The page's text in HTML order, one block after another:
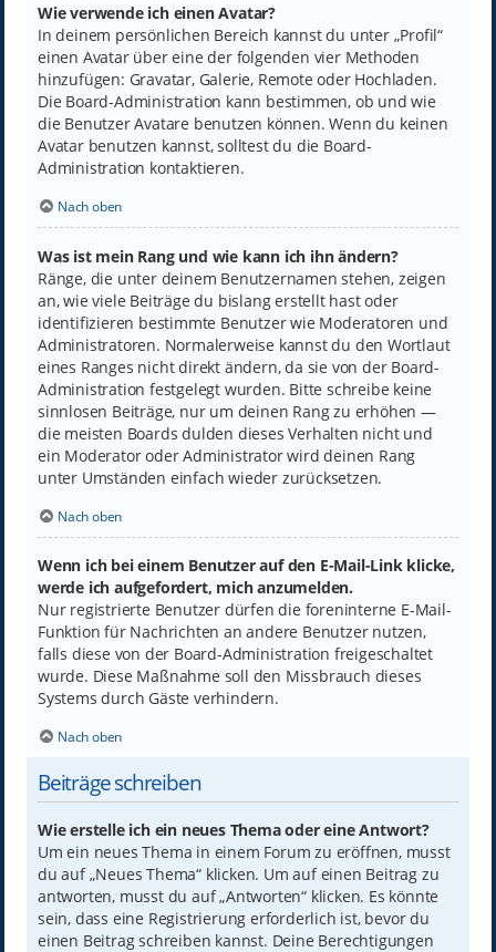
Wie verwende ich einen Avatar?
In deinem persönlichen Bereich kannst du unter „Profil“
einen Avatar über eine der folgenden vier Methoden
hinzufügen: Gravatar, Galerie, Remote oder Hochladen.
Die Board-Administration kann bestimmen, ob und wie
die Benutzer Avatare benutzen können. Wenn du keinen
Avatar benutzen kannst, solltest du die Board-
Administration kontaktieren.
Nach oben
Was ist mein Rang und wie kann ich ihn ändern?
Ränge, die unter deinem Benutzernamen stehen, zeigen
an, wie viele Beiträge du bislang erstellt hast oder
identifizieren bestimmte Benutzer wie Moderatoren und
Administratoren. Normalerweise kannst du den Wortlaut
eines Ranges nicht direkt ändern, da sie von der Board-
Administration festgelegt wurden. Bitte schreibe keine
sinnlosen Beiträge, nur um deinen Rang zu erhöhen —
die meisten Boards dulden dieses Verhalten nicht und
ein Moderator oder Administrator wird deinen Rang
unter Umständen einfach wieder zurücksetzen.
Nach oben
Wenn ich bei einem Benutzer auf den E-Mail-Link klicke,
werde ich aufgefordert, mich anzumelden.
Nur registrierte Benutzer dürfen die foreninterne E-Mail-
Funktion für Nachrichten an andere Benutzer nutzen,
falls diese von der Board-Administration freigeschaltet
wurde. Diese Maßnahme soll den Missbrauch dieses
Systems durch Gäste verhindern.
Nach oben
Beiträge schreiben
Wie erstelle ich ein neues Thema oder eine Antwort?
Um ein neues Thema in einem Forum zu eröffnen, musst
du auf „Neues Thema“ klicken. Um auf einen Beitrag zu
antworten, musst du auf „Antworten“ klicken. Es könnte
sein, dass eine Registrierung erforderlich ist, bevor du
einen Beitrag schreiben kannst. Deine Berechtigungen